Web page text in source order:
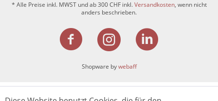
* Alle Preise inkl. MWST und ab 300 CHF inkl.Versandkosten, wenn nicht
anders beschrieben.
Shopware bywebaff